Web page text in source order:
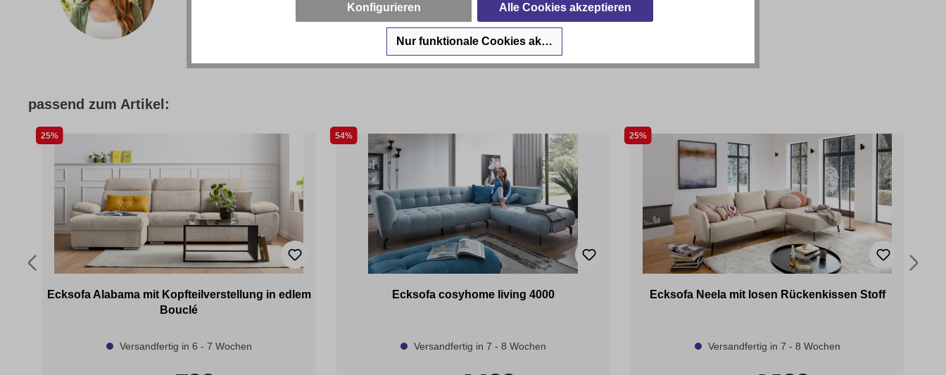
Mo-Fr. 10-19 Uhr
passend zum Artikel:
25%
Ecksofa Alabama mit Kopfteilverstellung in edlem
Bouclé
Versandfertig in 6 - 7 Wochen
54%
Ecksofa cosyhome living 4000
Versandfertig in 7 - 8 Wochen
25%
Ecksofa Neela mit losen Rückenkissen Stoff
Versandfertig in 7 - 8 Wochen
Konfigurieren Alle Cookies akzeptieren
Nur funktionale Cookies akzeptieren